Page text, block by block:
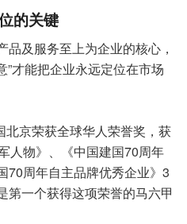
的关键
及服务至上为企业的核心，
”才能把企业永远定位在市场
京荣获全球华人荣誉奖，获
人物》、《中国建国70周年
70周年自主品牌优秀企业》3
第一个获得这项荣誉的马六甲